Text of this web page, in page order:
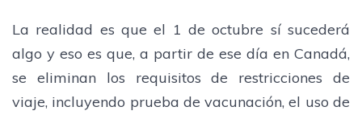
La realidad es que el 1 de octubre sí sucederá
algo y eso es que, a partir de ese día en Canadá,
se eliminan los requisitos de restricciones de
viaje, incluyendo prueba de vacunación, el uso de